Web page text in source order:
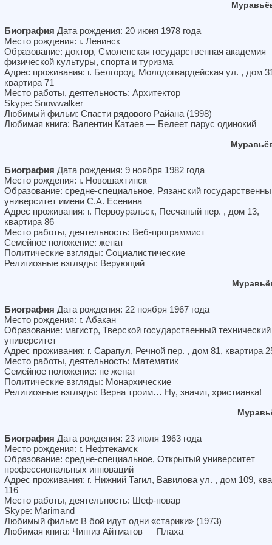
Биография Дата рождения: 20 июня 1978 года
Место рождения: г. Ленинск
Образование: доктор, Смоленская государственная академия
физической культуры, спорта и туризма
Адрес проживания: г. Белгород, Молодогвардейская ул. , дом
квартира 71
Место работы, деятельность: Архитектор
Skype: Snowwalker
Любимый фильм: Спасти рядового Райана (1998)
Любимая книга: Валентин Катаев — Белеет парус одинокий
Биография Дата рождения: 9 ноября 1982 года
Место рождения: г. Новошахтинск
Образование: средне-специальное, Рязанский
университет имени С.А. Есенина
Адрес проживания: г. Первоуральск, Песчаный пер. , дом 13,
квартира 86
Место работы, деятельность: Веб-программист
Семейное положение: женат
Политические взгляды: Социалистические
Религиозные взгляды: Верующий
Биография Дата рождения: 22 ноября 1967 года
Место рождения: г. Абакан
Образование: магистр, Тверской государственный технический
университет
Адрес проживания: г. Сарапул, Речной пер. , дом 81, квартира
Место работы, деятельность: Математик
Семейное положение: не женат
Политические взгляды: Монархические
Религиозные взгляды: Верна троим… Ну, значит, христианка!
Биография Дата рождения: 23 июля 1963 года
Место рождения: г. Нефтекамск
Образование: средне-специальное, Открытый университет
профессиональных инноваций
Адрес проживания: г. Нижний Тагил, Вавилова ул. , дом 109,
116
Место работы, деятельность: Шеф-повар
Skype: Marimand
Любимый фильм: В бой идут одни «старики» (1973)
Любимая книга: Чингиз Айтматов — Плаха